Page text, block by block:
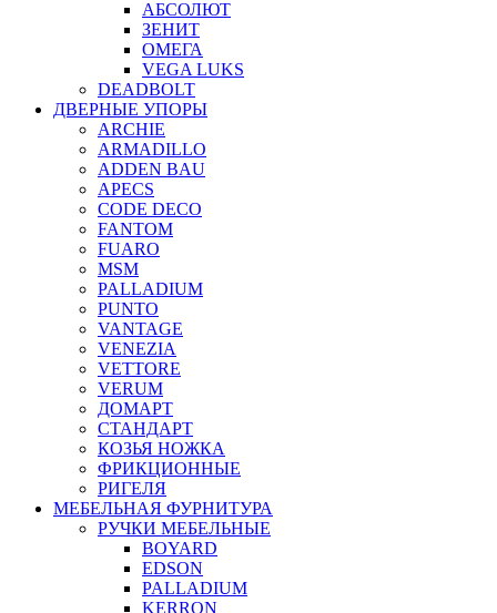
АБСОЛЮТ
ЗЕНИТ
ОМЕГА
VEGA LUKS
DEADBOLT
ДВЕРНЫЕ УПОРЫ
ARCHIE
ARMADILLO
ADDEN BAU
APECS
CODE DECO
FANTOM
FUARO
MSM
PALLADIUM
PUNTO
VANTAGE
VENEZIA
VETTORE
VERUM
ДОМАРТ
СТАНДАРТ
КОЗЬЯ НОЖКА
ФРИКЦИОННЫЕ
РИГЕЛЯ
МЕБЕЛЬНАЯ ФУРНИТУРА
РУЧКИ МЕБЕЛЬНЫЕ
BOYARD
EDSON
PALLADIUM
KERRON